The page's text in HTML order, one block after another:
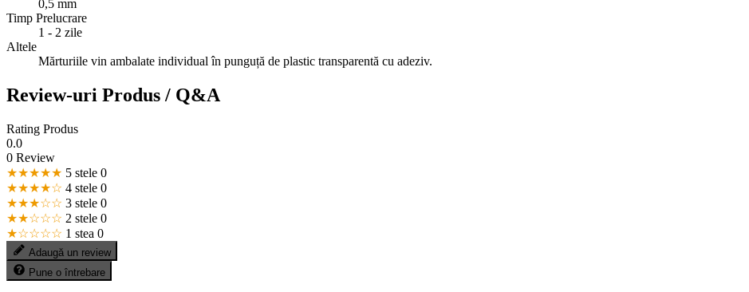
0,5 mm
Timp Prelucrare
1 - 2 zile
Altele
Mărturiile vin ambalate individual în punguță de plastic transparentă cu adeziv.
Review-uri Produs / Q&A
Rating Produs
0.0
0 Review
★★★★★ 5 stele 0
★★★★☆ 4 stele 0
★★★☆☆ 3 stele 0
★★☆☆☆ 2 stele 0
★☆☆☆☆ 1 stea 0
Adaugă un review
Pune o întrebare